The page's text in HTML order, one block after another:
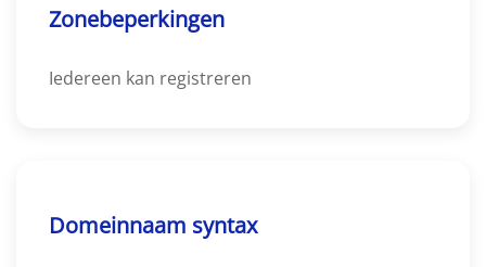
Zonebeperkingen
Iedereen kan registreren
Domeinnaam syntax